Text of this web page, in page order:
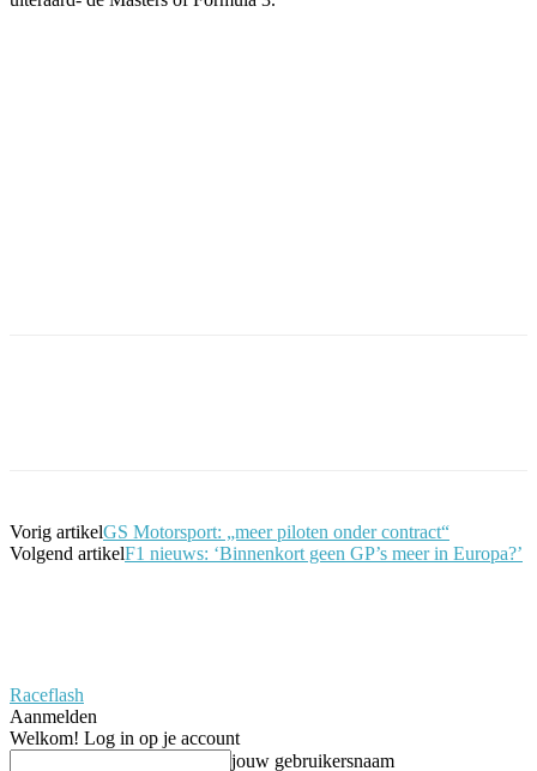
Vorig artikelGS Motorsport: „meer piloten onder contract“
Volgend artikelF1 nieuws: ‘Binnenkort geen GP’s meer in Europa?’
Raceflash
Aanmelden
Welkom! Log in op je account
jouw gebruikersnaam